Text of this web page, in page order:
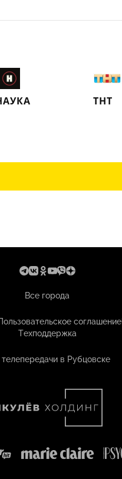
ТНТ
Все города
соглашение
Техподдержка
телепередачи в Рубцовске